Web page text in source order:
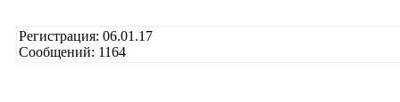
Регистрация: 06.01.17
Сообщений: 1164